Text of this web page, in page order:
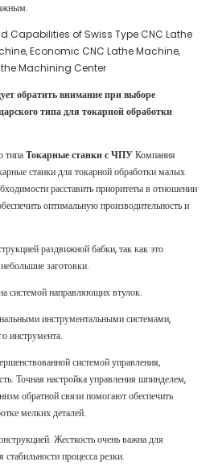
обратить внимание при выборе
типа для токарной обработки
типаТокарные станки с ЧПУКомпания
станки для токарной обработки малых
расставить приоритеты в отношении
оптимальную производительность и
раздвижной бабки, так как это
заготовки.
системой направляющих втулок.
инструментальными системами,
инструмента.
системой управления,
Точная настройка управления шпинделем,
обратной связи помогают обеспечить
мелких деталей.
Жесткость очень важна для
процесса резки.